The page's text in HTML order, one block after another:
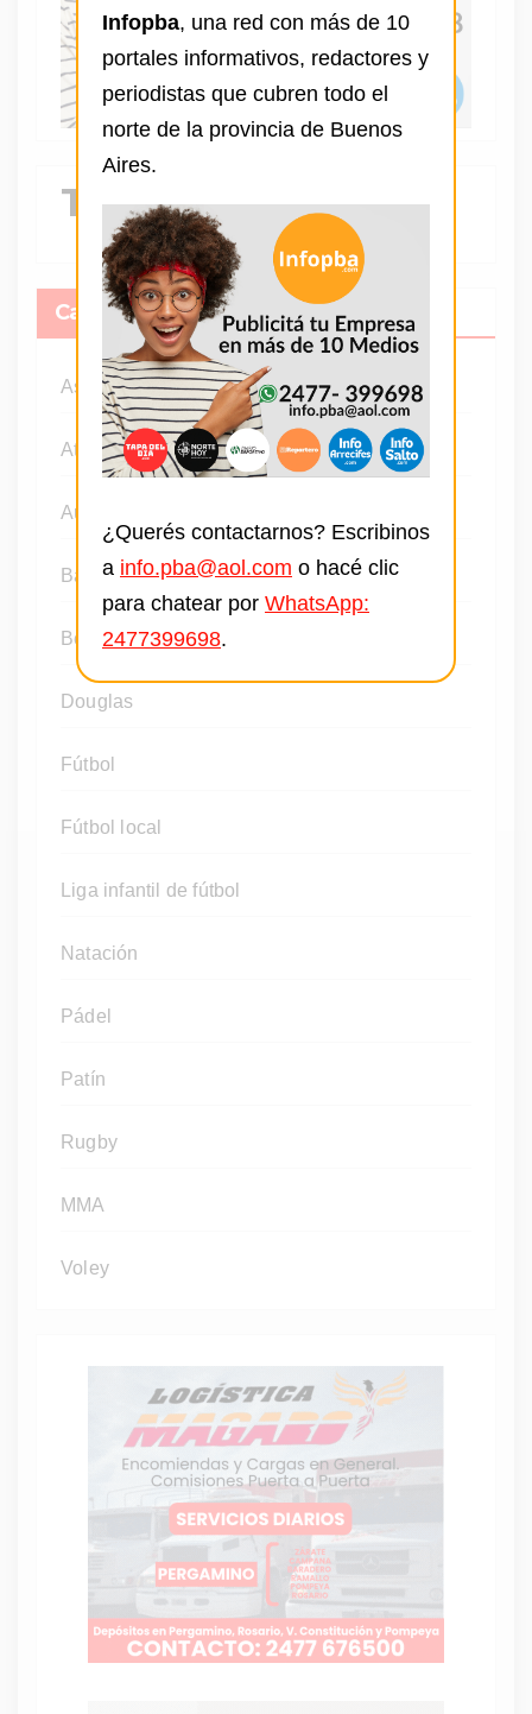
Infopba, una red con más de 10
portales informativos, redactores y
periodistas que cubren todo el
norte de la provincia de Buenos
Aires.
¿Querés contactarnos? Escribinos
a info.pba@aol.com o hacé clic
para chatear por WhatsApp:
2477399698.
Tendencia
Categorias
Ascenso
Atletismo
Automovilismo
Básquet
Boxeo
Douglas
Fútbol
Fútbol local
Liga infantil de fútbol
Natación
Pádel
Patín
Rugby
MMA
Voley